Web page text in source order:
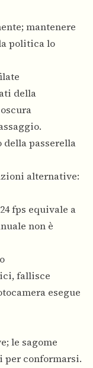
mantenere
politica lo
della
passerella
alternative:
fps equivale a
non è
fallisce
esegue
le sagome
per conformarsi.